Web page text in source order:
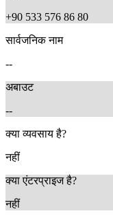
+90 533 576 86 80
सार्वजनिक नाम
--
अबाउट
--
क्या व्यवसाय है?
नहीं
क्या एंटरप्राइज है?
नहीं